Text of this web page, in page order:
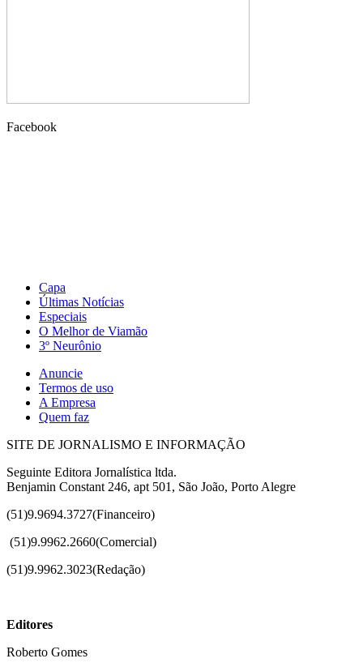
Facebook
Capa
Últimas Notícias
Especiais
O Melhor de Viamão
3º Neurônio
Anuncie
Termos de uso
A Empresa
Quem faz
SITE DE JORNALISMO E INFORMAÇÃO
Seguinte Editora Jornalística ltda.
Benjamin Constant 246, apt 501, São João, Porto Alegre
(51)9.9694.3727(Financeiro)
(51)9.9962.2660(Comercial)
(51)9.9962.3023(Redação)
Editores
Roberto Gomes